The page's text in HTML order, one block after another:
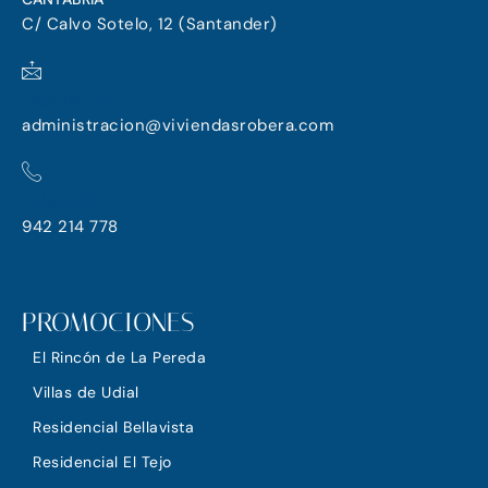
C/ Calvo Sotelo, 12 (Santander)
administracion@viviendasrobera.com
942 214 778
PROMOCIONES
El Rincón de La Pereda
Villas de Udial
Residencial Bellavista
Residencial El Tejo